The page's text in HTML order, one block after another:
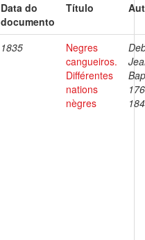
Data do
documento
Título
1835
Negres
cangueiros.
Différentes
nations
nègres